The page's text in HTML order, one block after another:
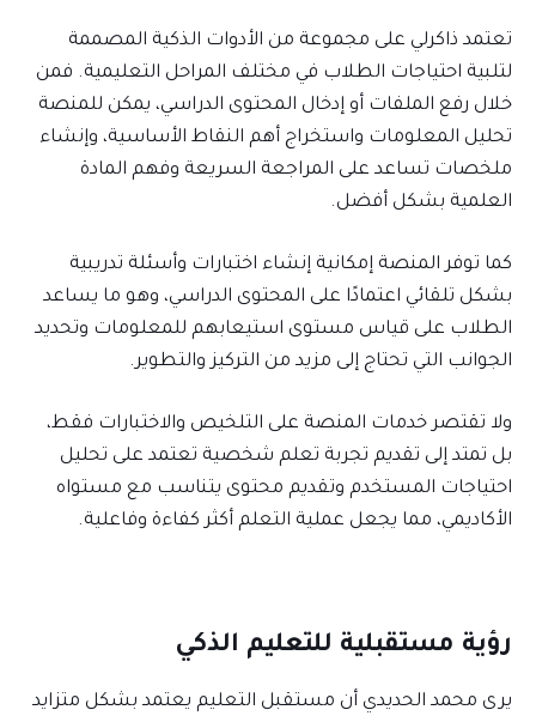
تعتمد ذاكرلي على مجموعة من الأدوات الذكية المصممة
لتلبية احتياجات الطلاب في مختلف المراحل التعليمية. فمن
خلال رفع الملفات أو إدخال المحتوى الدراسي، يمكن للمنصة
تحليل المعلومات واستخراج أهم النقاط الأساسية، وإنشاء
ملخصات تساعد على المراجعة السريعة وفهم المادة
العلمية بشكل أفضل.
كما توفر المنصة إمكانية إنشاء اختبارات وأسئلة تدريبية
بشكل تلقائي اعتمادًا على المحتوى الدراسي، وهو ما يساعد
الطلاب على قياس مستوى استيعابهم للمعلومات وتحديد
الجوانب التي تحتاج إلى مزيد من التركيز والتطوير.
ولا تقتصر خدمات المنصة على التلخيص والاختبارات فقط،
بل تمتد إلى تقديم تجربة تعلم شخصية تعتمد على تحليل
احتياجات المستخدم وتقديم محتوى يتناسب مع مستواه
الأكاديمي، مما يجعل عملية التعلم أكثر كفاءة وفاعلية.
رؤية مستقبلية للتعليم الذكي
يرى محمد الحديدي أن مستقبل التعليم يعتمد بشكل متزايد